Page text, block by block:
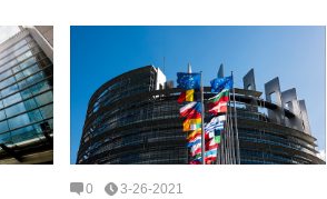
0 3-26-2021